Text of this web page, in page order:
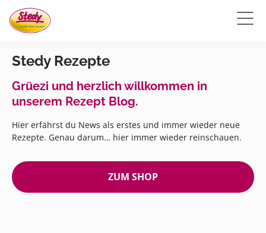
Stedy Rezepte
Grüezi und herzlich willkommen in
unserem Rezept Blog.
Hier erfährst du News als erstes und immer wieder neue
Rezepte. Genau darum… hier immer wieder reinschauen.
ZUM SHOP